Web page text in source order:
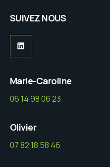
SUIVEZ NOUS
LinkedIn
Marie-Caroline
06 14 98 06 23
Olivier
07 82 18 58 46